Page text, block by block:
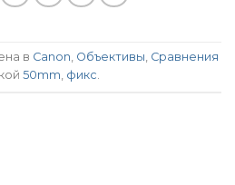
в Canon, Объективы, Сравнения
50mm, фикс.